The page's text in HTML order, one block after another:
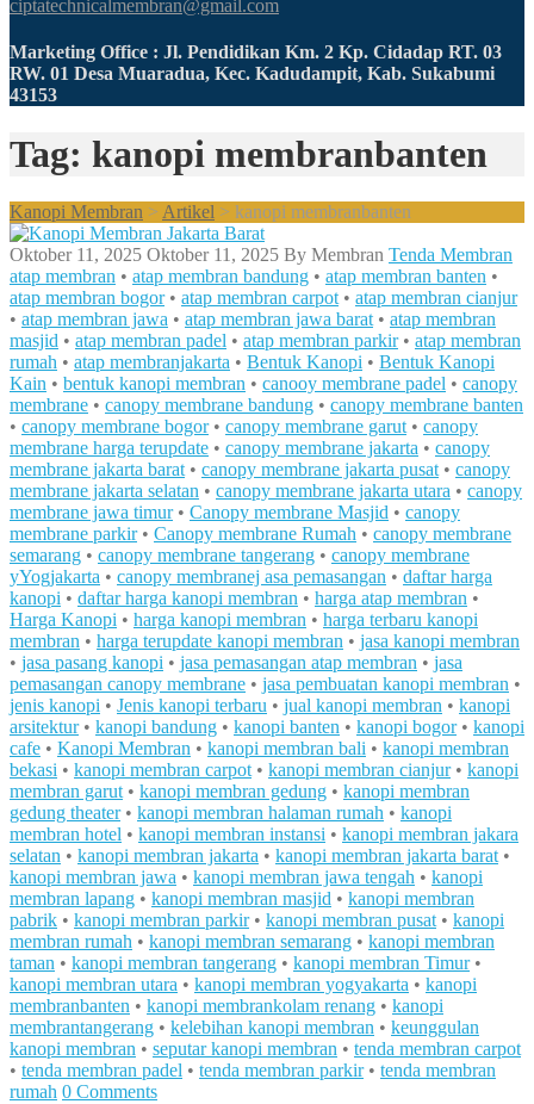
ciptatechnicalmembran@gmail.com
Marketing Office : Jl. Pendidikan Km. 2 Kp. Cidadap RT. 03
RW. 01 Desa Muaradua, Kec. Kadudampit, Kab. Sukabumi
43153
Tag: kanopi membranbanten
Kanopi Membran > Artikel > kanopi membranbanten
Oktober 11, 2025 Oktober 11, 2025 By Membran Tenda Membran
atap membran • atap membran bandung • atap membran banten •
atap membran bogor• atap membran carpot • atap membran cianjur
• atap membran jawa • atap membran jawa barat • atap membran
masjid • atap membran padel • atap membran parkir• atap membran
rumah • atap membranjakarta • Bentuk Kanopi • Bentuk Kanopi
Kain • bentuk kanopi membran • canooy membrane padel • canopy
membrane • canopy membrane bandung • canopy membrane banten
• canopy membrane bogor• canopy membrane garut • canopy
membrane harga terupdate • canopy membrane jakarta • canopy
membrane jakarta barat • canopy membrane jakarta pusat • canopy
membrane jakarta selatan • canopy membrane jakarta utara • canopy
membrane jawa timur• Canopy membrane Masjid • canopy
membrane parkir• Canopy membrane Rumah • canopy membrane
semarang • canopy membrane tangerang • canopy membrane
yYogjakarta • canopy membranej asa pemasangan • daftar harga
kanopi • daftar harga kanopi membran • harga atap membran •
Harga Kanopi • harga kanopi membran • harga terbaru kanopi
membran • harga terupdate kanopi membran • jasa kanopi membran
• jasa pasang kanopi • jasa pemasangan atap membran • jasa
pemasangan canopy membrane • jasa pembuatan kanopi membran •
jenis kanopi • Jenis kanopi terbaru • jual kanopi membran • kanopi
arsitektur• kanopi bandung • kanopi banten • kanopi bogor• kanopi
cafe • Kanopi Membran • kanopi membran bali • kanopi membran
bekasi • kanopi membran carpot • kanopi membran cianjur• kanopi
membran garut • kanopi membran gedung • kanopi membran
gedung theater• kanopi membran halaman rumah • kanopi
membran hotel • kanopi membran instansi • kanopi membran jakara
selatan • kanopi membran jakarta • kanopi membran jakarta barat •
kanopi membran jawa • kanopi membran jawa tengah • kanopi
membran lapang • kanopi membran masjid • kanopi membran
pabrik • kanopi membran parkir• kanopi membran pusat • kanopi
membran rumah • kanopi membran semarang • kanopi membran
taman • kanopi membran tangerang • kanopi membran Timur•
kanopi membran utara • kanopi membran yogyakarta • kanopi
membranbanten • kanopi membrankolam renang • kanopi
membrantangerang • kelebihan kanopi membran • keunggulan
kanopi membran • seputar kanopi membran • tenda membran carpot
• tenda membran padel • tenda membran parkir• tenda membran
rumah 0 Comments